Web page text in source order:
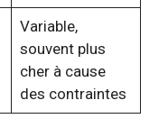
Variable,
souvent plus
cher à cause
des contraintes